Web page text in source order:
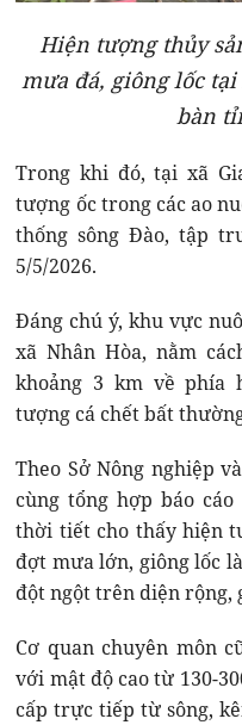
Hiện tượng thủy
mưa đá, giông lốc
bàn
Trong khi đó, tại xã
tượng ốc trong các ao
thống sông Đào, tập
5/5/2026.
Đáng chú ý, khu vực
xã Nhân Hòa, nằm
khoảng 3 km về phía
tượng cá chết bất
Theo Sở Nông nghiệp
cùng tổng hợp báo
thời tiết cho thấy hiện
đợt mưa lớn, giông lốc
đột ngột trên diện rộng,
Cơ quan chuyên môn
với mật độ cao từ 130-
cấp trực tiếp từ sông,